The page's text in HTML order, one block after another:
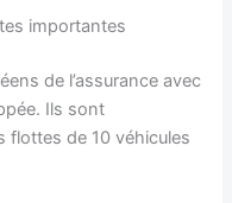
importantes
de l’assurance avec
Ils sont
flottes de 10 véhicules